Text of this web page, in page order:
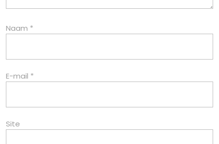
Naam *
E-mail *
Site